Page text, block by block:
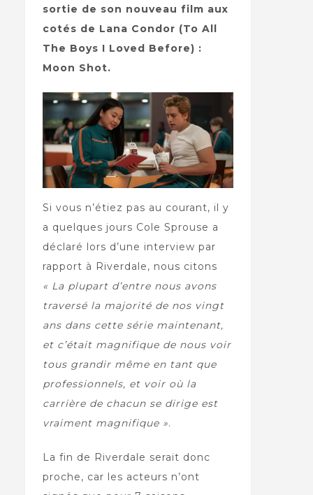
sortie de son nouveau film aux
cotés de Lana Condor (To All
The Boys I Loved Before) :
Moon Shot.
Si vous n’étiez pas au courant, il y
a quelques jours Cole Sprouse a
déclaré lors d’une interview par
rapport à Riverdale, nous citons
« La plupart d’entre nous avons
traversé la majorité de nos vingt
ans dans cette série maintenant,
et c’était magnifique de nous voir
tous grandir même en tant que
professionnels, et voir où la
carrière de chacun se dirige est
vraiment magnifique ».
La fin de Riverdale serait donc
proche, car les acteurs n’ont